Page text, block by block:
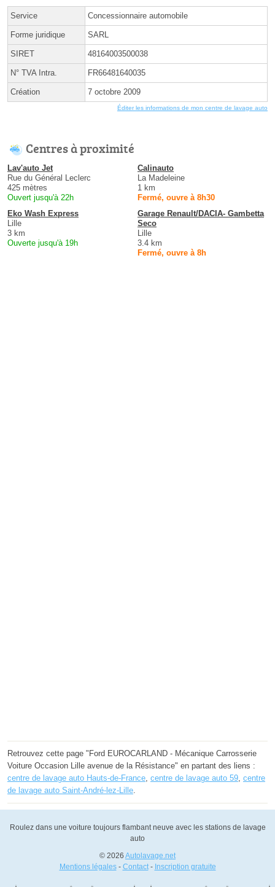
Service Concessionnaire automobile
Forme juridique SARL
SIRET 48164003500038
N° TVA Intra. FR66481640035
Création 7 octobre 2009
Éditer les informations de mon centre de lavage auto
Centres à proximité
Lav'auto Jet
Rue du Général Leclerc
425 mètres
Ouvert jusqu'à 22h
Calinauto
La Madeleine
1 km
Fermé, ouvre à 8h30
Eko Wash Express
Lille
3 km
Ouverte jusqu'à 19h
Garage Renault/DACIA- Gambetta
Seco
Lille
3.4 km
Fermé, ouvre à 8h
Retrouvez cette page "Ford EUROCARLAND - Mécanique Carrosserie
Voiture Occasion Lille avenue de la Résistance" en partant des liens :
centre de lavage auto Hauts-de-France centre de lavage auto 59 centre
de lavage auto Saint-André-lez-Lille
Roulez dans une voiture toujours flambant neuve avec les stations de lavage
auto
© 2026 Autolavage.net
Mentions légales- Contact- Inscription gratuite